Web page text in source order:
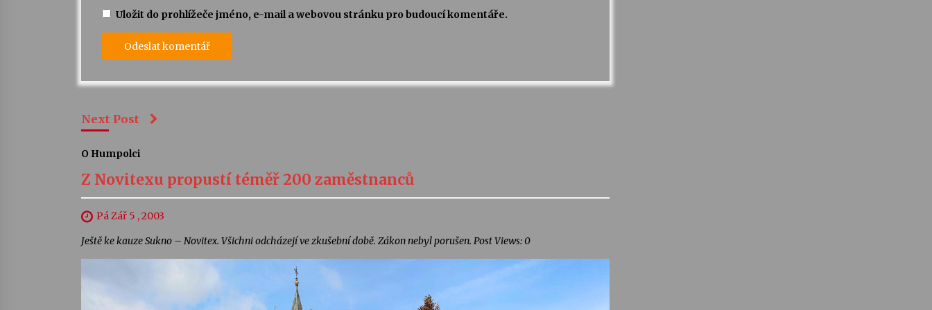
Uložit do prohlížeče jméno, e-mail a webovou stránku pro budoucí komentáře.
Next Post
O Humpolci
Z Novitexu propustí téměř 200 zaměstnanců
Pá Zář 5 , 2003
Ještě ke kauze Sukno – Novitex. Všichni odcházejí ve zkušební době. Zákon nebyl porušen. Post Views: 0